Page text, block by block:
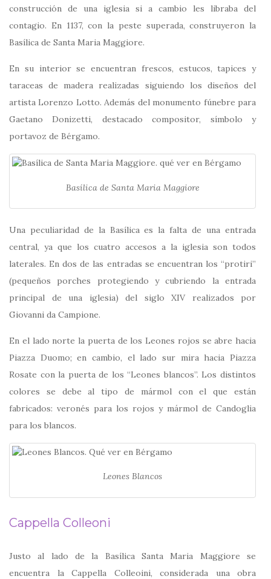
construcción de una iglesia si a cambio les libraba del
contagio. En 1137, con la peste superada, construyeron la
Basílica de Santa Maria Maggiore.
En su interior se encuentran frescos, estucos, tapices y
taraceas de madera realizadas siguiendo los diseños del
artista Lorenzo Lotto. Además del monumento fúnebre para
Gaetano Donizetti, destacado compositor, símbolo y
portavoz de Bérgamo.
Basílica de Santa Maria Maggiore
Una peculiaridad de la Basílica es la falta de una entrada
central, ya que los cuatro accesos a la iglesia son todos
laterales. En dos de las entradas se encuentran los “protiri”
(pequeños porches protegiendo y cubriendo la entrada
principal de una iglesia) del siglo XIV realizados por
Giovanni da Campione.
En el lado norte la puerta de los Leones rojos se abre hacia
Piazza Duomo; en cambio, el lado sur mira hacia Piazza
Rosate con la puerta de los “Leones blancos”. Los distintos
colores se debe al tipo de mármol con el que están
fabricados: veronés para los rojos y mármol de Candoglia
para los blancos.
Leones Blancos
Cappella Colleoni
Justo al lado de la Basílica Santa Maria Maggiore se
encuentra la Cappella Colleoini, considerada una obra